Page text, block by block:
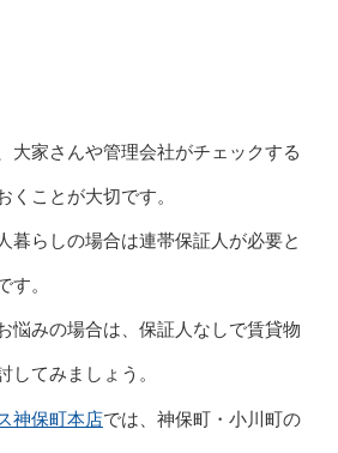
大家さんや管理会社がチェックする
くことが大切です。
暮らしの場合は連帯保証人が必要と
す。
悩みの場合は、保証人なしで賃貸物
してみましょう。
神保町本店では、神保町・小川町の